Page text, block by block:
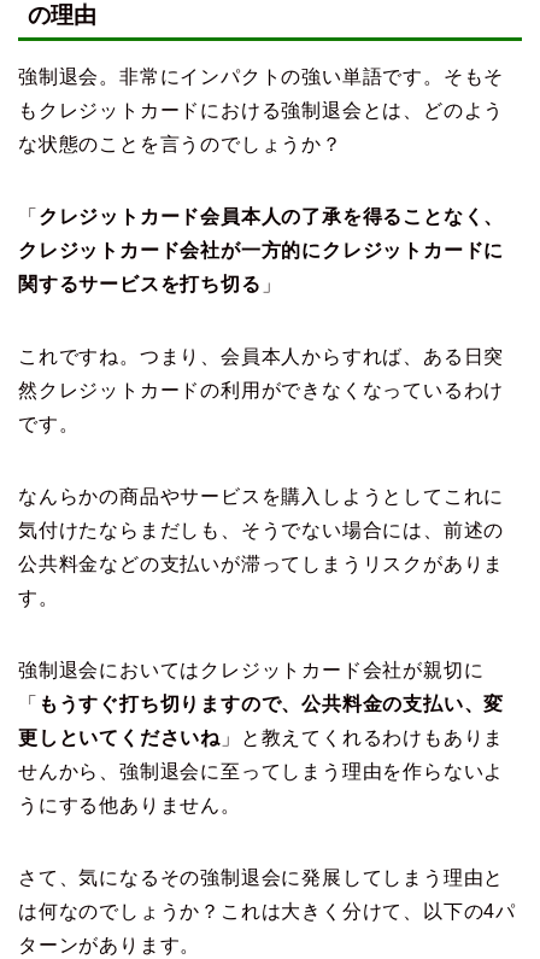
の理由
強制退会。非常にインパクトの強い単語です。そもそ
もクレジットカードにおける強制退会とは、どのよう
な状態のことを言うのでしょうか？
「 クレジットカード会員本人の了承を得ることなく、
クレジットカード会社が一方的にクレジットカードに
関するサービスを打ち切る 」
これですね。つまり、会員本人からすれば、ある日突
然クレジットカードの利用ができなくなっているわけ
です。
なんらかの商品やサービスを購入しようとしてこれに
気付けたならまだしも、そうでない場合には、前述の
公共料金などの支払いが滞ってしまうリスクがありま
す。
強制退会においてはクレジットカード会社が親切に
「 もうすぐ打ち切りますので、公共料金の支払い、変
更しといてくださいね 」と教えてくれるわけもありま
せんから、強制退会に至ってしまう理由を作らないよ
うにする他ありません。
さて、気になるその強制退会に発展してしまう理由と
は何なのでしょうか？これは大きく分けて、以下の4パ
ターンがあります。